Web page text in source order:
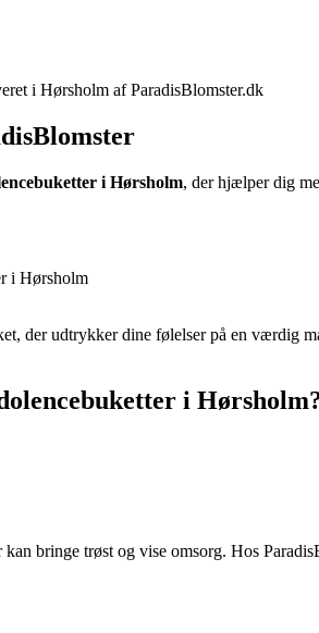
i Hørsholm, der hjælper dig
i Hørsholm
der udtrykker dine følelser på en værdig
i
bringe trøst og vise omsorg. Hos